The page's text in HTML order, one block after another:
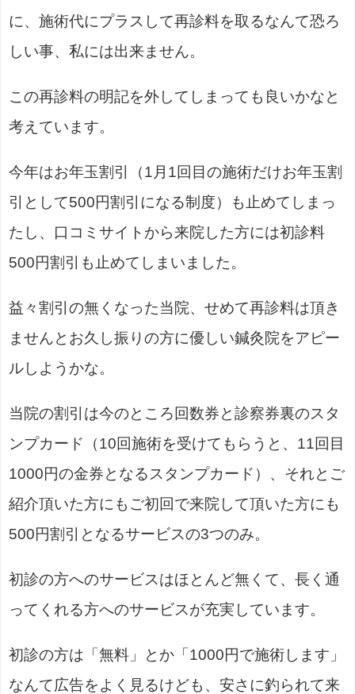
に、施術代にプラスして再診料を取るなんて恐ろ
しい事、私には出来ません。
この再診料の明記を外してしまっても良いかなと
考えています。
今年はお年玉割引（1月1回目の施術だけお年玉割
引として500円割引になる制度）も止めてしまっ
たし、口コミサイトから来院した方には初診料
500円割引も止めてしまいました。
益々割引の無くなった当院、せめて再診料は頂き
ませんとお久し振りの方に優しい鍼灸院をアピー
ルしようかな。
当院の割引は今のところ回数券と診察券裏のスタ
ンプカード（10回施術を受けてもらうと、11回目
1000円の金券となるスタンプカード）、それとご
紹介頂いた方にもご初回で来院して頂いた方にも
500円割引となるサービスの3つのみ。
初診の方へのサービスはほとんど無くて、長く通
ってくれる方へのサービスが充実しています。
初診の方は「無料」とか「1000円で施術します」
なんて広告をよく見るけども、安さに釣られて来